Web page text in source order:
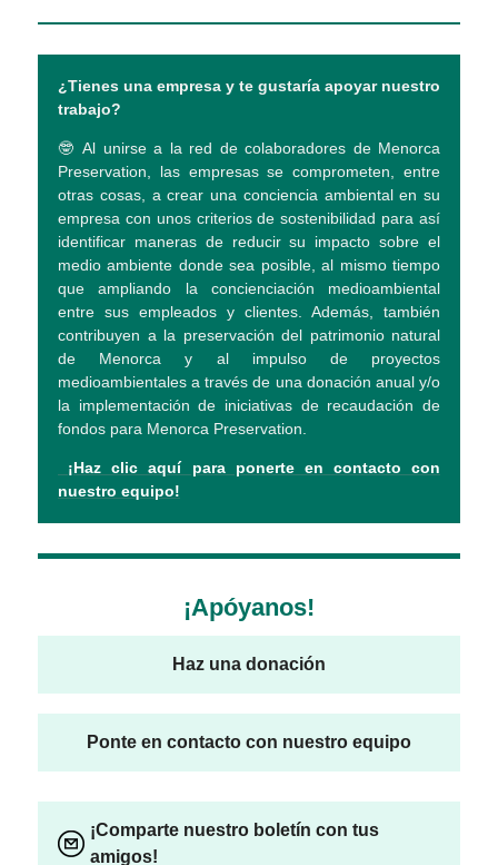
¿Tienes una empresa y te gustaría apoyar nuestro
trabajo?
🤓 Al unirse a la red de colaboradores de Menorca
Preservation, las empresas se comprometen, entre
otras cosas, a crear una conciencia ambiental en su
empresa con unos criterios de sostenibilidad para así
identificar maneras de reducir su impacto sobre el
medio ambiente donde sea posible, al mismo tiempo
que ampliando la concienciación medioambiental
entre sus empleados y clientes. Además, también
contribuyen a la preservación del patrimonio natural
de Menorca y al impulso de proyectos
medioambientales a través de una donación anual y/o
la implementación de iniciativas de recaudación de
fondos para Menorca Preservation.
¡Haz clic aquí para ponerte en contacto con
nuestro equipo!
¡Apóyanos!
Haz una donación
Ponte en contacto con nuestro equipo
¡Comparte nuestro boletín con tus
amigos!